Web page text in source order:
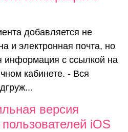
добавляется не
и электронная почта, но
информация с ссылкой на
кабинете. - Вся
версия
iOS